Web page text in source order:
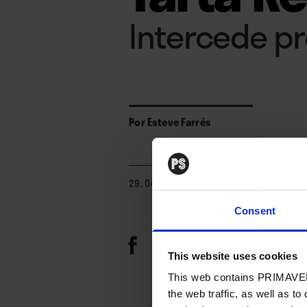
Consent
This website uses cookies
This web contains
the web traffic, as well as to
Intercede
PorEsteve Farrés
29. 04. 2020